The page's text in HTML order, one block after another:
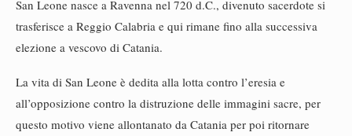
San Leone nasce a Ravenna nel 720 d.C., divenuto sacerdote si
trasferisce a Reggio Calabria e qui rimane fino alla successiva
elezione a vescovo di Catania.
La vita di San Leone è dedita alla lotta contro l’eresia e
all’opposizione contro la distruzione delle immagini sacre, per
questo motivo viene allontanato da Catania per poi ritornare